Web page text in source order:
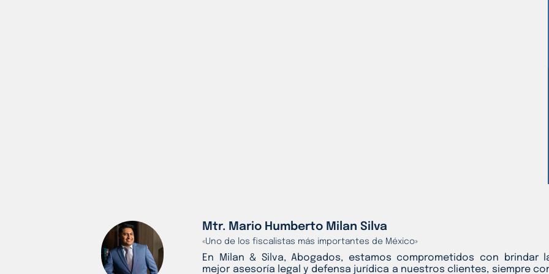
Mtr. Mario Humberto Milan Silva
«Uno de los fiscalistas más importantes de México»
En Milan & Silva, Abogados, estamos comprometidos con brindar
mejor asesoría legal y defensa jurídica a nuestros clientes, siempre